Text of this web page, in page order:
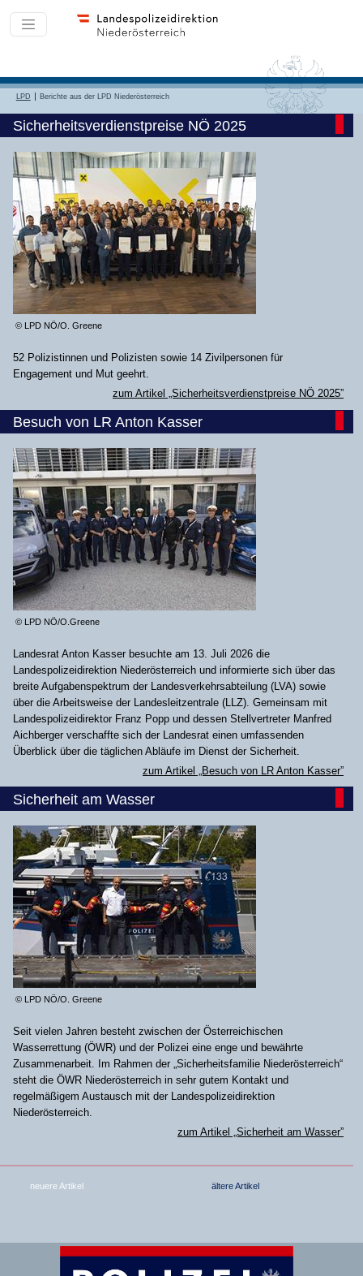
LPD Berichte aus der LPD Niederösterreich
Sicherheitsverdienstpreise NÖ 2025
© LPD NÖ/O. Greene
52 Polizistinnen und Polizisten sowie 14 Zivilpersonen für
Engagement und Mut geehrt.
zum Artikel „Sicherheitsverdienstpreise NÖ 2025”
Besuch von LR Anton Kasser
© LPD NÖ/O.Greene
Landesrat Anton Kasser besuchte am 13. Juli 2026 die
Landespolizeidirektion Niederösterreich und informierte sich über das
breite Aufgabenspektrum der Landesverkehrsabteilung (LVA) sowie
über die Arbeitsweise der Landesleitzentrale (LLZ). Gemeinsam mit
Landespolizeidirektor Franz Popp und dessen Stellvertreter Manfred
Aichberger verschaffte sich der Landesrat einen umfassenden
Überblick über die täglichen Abläufe im Dienst der Sicherheit.
zum Artikel „Besuch von LR Anton Kasser”
Sicherheit am Wasser
© LPD NÖ/O. Greene
Seit vielen Jahren besteht zwischen der Österreichischen
Wasserrettung (ÖWR) und der Polizei eine enge und bewährte
Zusammenarbeit. Im Rahmen der „Sicherheitsfamilie Niederösterreich“
steht die ÖWR Niederösterreich in sehr gutem Kontakt und
regelmäßigem Austausch mit der Landespolizeidirektion
Niederösterreich.
zum Artikel „Sicherheit am Wasser”
neuere Artikel ältere Artikel